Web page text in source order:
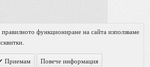
правилното функциониране на сайта използваме
Приемам Повече информация